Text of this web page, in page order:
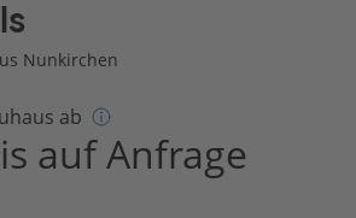
Nunkirchen
ab
auf Anfrage